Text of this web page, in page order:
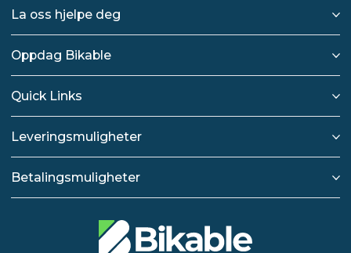
La oss hjelpe deg
Oppdag Bikable
Quick Links
Leveringsmuligheter
Betalingsmuligheter